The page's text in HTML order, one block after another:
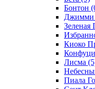
Бонтон
Джимми
Зеленая
Киоко
Лисма
Пиала